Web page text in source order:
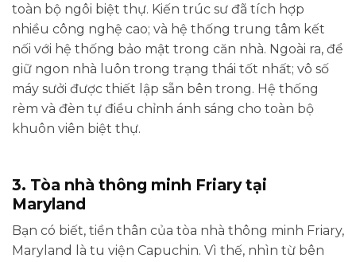
toàn bộ ngôi biệt thự. Kiến trúc sư đã tích hợp
nhiều công nghệ cao; và hệ thống trung tâm kết
nối với hệ thống bảo mật trong căn nhà. Ngoài ra, để
giữ ngon nhà luôn trong trạng thái tốt nhất; vô số
máy sưởi được thiết lập sẵn bên trong. Hệ thống
rèm và đèn tự điều chỉnh ánh sáng cho toàn bộ
khuôn viên biệt thự.
3. Tòa nhà thông minh Friary tại
Maryland
Bạn có biết, tiền thân của tòa nhà thông minh Friary,
Maryland là tu viện Capuchin. Vì thế, nhìn từ bên